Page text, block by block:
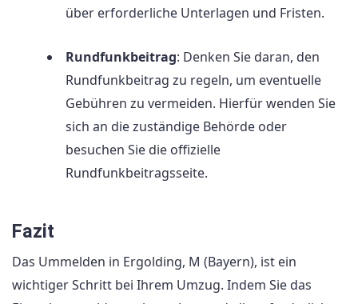
über erforderliche Unterlagen und Fristen.
Rundfunkbeitrag: Denken Sie daran, den
Rundfunkbeitrag zu regeln, um eventuelle
Gebühren zu vermeiden. Hierfür wenden Sie
sich an die zuständige Behörde oder
besuchen Sie die offizielle
Rundfunkbeitragsseite.
Fazit
Das Ummelden in Ergolding, M (Bayern), ist ein
wichtiger Schritt bei Ihrem Umzug. Indem Sie das